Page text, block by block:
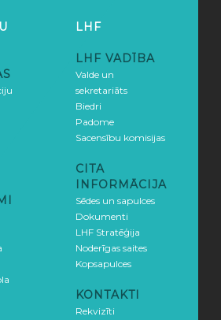
LHF
LHF VADĪBA
Valde un
sekretariāts
Biedri
Padome
Sacensību komisijas
CITA
INFORMĀCIJA
Sēdes un sapulces
Dokumenti
LHF Stratēģija
Noderīgas saites
Kopsapulces
KONTAKTI
Rekvizīti